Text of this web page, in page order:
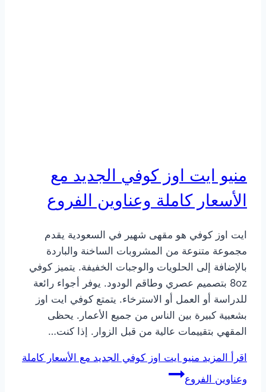
منيو ايت اوز كوفي الجديد مع
الأسعار كاملة وعناوين الفروع
ايت اوز كوفي هو مقهى شهير في السعودية يقدم
مجموعة متنوعة من المشروبات الساخنة والباردة
بالإضافة إلى الحلويات والوجبات الخفيفة. يتميز كوفي
8oz بتصميم عصري وطاقم الودود. يوفر أجواء رائعة
للدراسة أو العمل أو الاسترخاء. يتمتع كوفي ايت اوز
بشعبية كبيرة بين الناس من جميع الأعمار. يحظى
المقهي بتقييمات عالية من قبل الزوار. إذا كنت…
اقرأ المزيد منيو ايت اوز كوفي الجديد مع الأسعار كاملة
وعناوين الفروع